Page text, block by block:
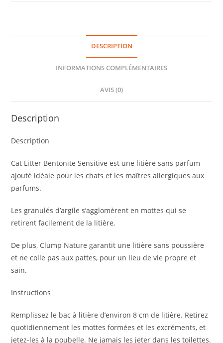
DESCRIPTION
INFORMATIONS COMPLÉMENTAIRES
AVIS (0)
Description
Description
Cat Litter Bentonite Sensitive est une litière sans parfum
ajouté idéale pour les chats et les maîtres allergiques aux
parfums.
Les granulés d’argile s’agglomèrent en mottes qui se
retirent facilement de la litière.
De plus, Clump Nature garantit une litière sans poussière
et ne colle pas aux pattes, pour un lieu de vie propre et
sain.
Instructions
Remplissez le bac à litière d’environ 8 cm de litière. Retirez
quotidiennement les mottes formées et les excréments, et
jetez-les à la poubelle. Ne jamais les jeter dans les toilettes.